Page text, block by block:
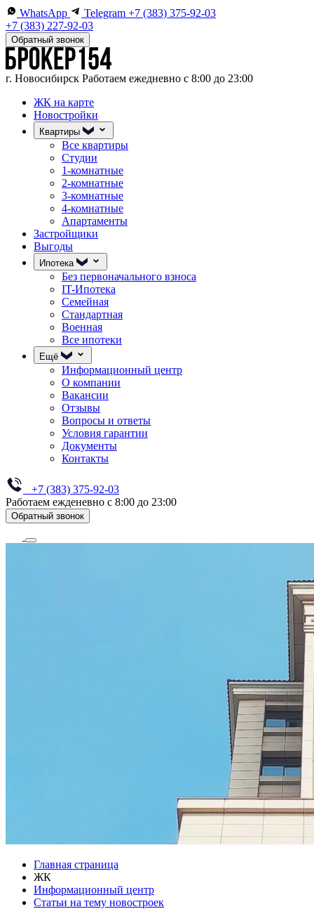
WhatsApp Telegram +7 (383) 375-92-03
+7 (383) 227-92-03
Обратный звонок
г. Новосибирск Работаем ежедневно с 8:00 до 23:00
ЖК на карте
Новостройки
Квартиры
Все квартиры
Студии
1-комнатные
2-комнатные
3-комнатные
4-комнатные
Апартаменты
Застройщики
Выгоды
Ипотека
Без первоначального взноса
IT-Ипотека
Семейная
Стандартная
Военная
Все ипотеки
Ещё
Информационный центр
О компании
Вакансии
Отзывы
Вопросы и ответы
Условия гарантии
Документы
Контакты
+7 (383) 375-92-03
Работаем ежденевно с 8:00 до 23:00
Обратный звонок
Главная страница
ЖК
Информационный центр
Статьи на тему новостроек